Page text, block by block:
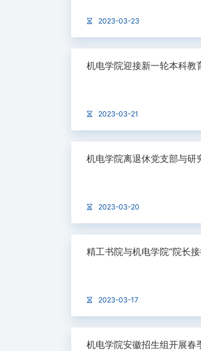
2023-03-23
机电学院迎接新一轮本科教
2023-03-21
机电学院离退休党支部与研
2023-03-20
精工书院与机电学院“院长
2023-03-17
机电学院安徽招生组开展春